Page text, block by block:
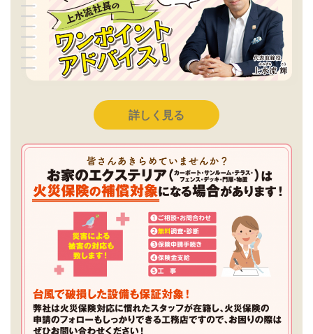
詳しく見る